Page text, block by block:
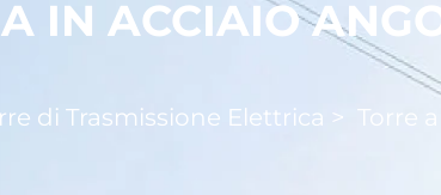
IN ACCIAIO
di Trasmissione Elettrica > Torre